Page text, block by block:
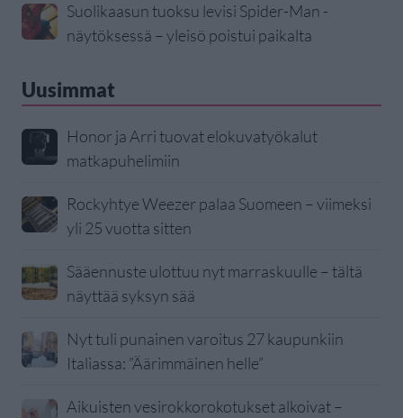
Suolikaasun tuoksu levisi Spider-Man -
näytöksessä – yleisö poistui paikalta
Uusimmat
Honor ja Arri tuovat elokuvatyökalut
matkapuhelimiin
Rockyhtye Weezer palaa Suomeen – viimeksi
yli 25 vuotta sitten
Sääennuste ulottuu nyt marraskuulle – tältä
näyttää syksyn sää
Nyt tuli punainen varoitus 27 kaupunkiin
Italiassa: ”Äärimmäinen helle”
Aikuisten vesirokkorokotukset alkoivat –